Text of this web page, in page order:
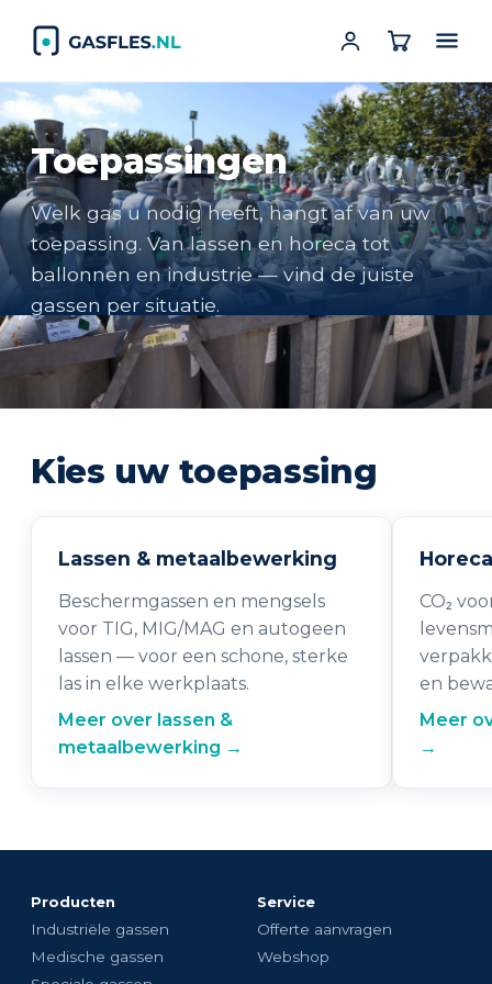
Toepassingen
Welk gas u nodig heeft, hangt af van uw
toepassing. Van lassen en horeca tot
ballonnen en industrie — vind de juiste
gassen per situatie.
Kies uw toepassing
Lassen & metaalbewerking
Beschermgassen en mengsels
voor TIG, MIG/MAG en autogeen
lassen — voor een schone, sterke
las in elke werkplaats.
Meer over lassen &
metaalbewerking →
CO₂
en
Meer
→
Producten
Industriële gassen
Medische gassen
Service
Offerte aanvragen
Webshop